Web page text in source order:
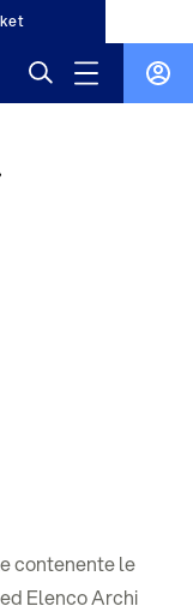
contenente le
Elenco Archi